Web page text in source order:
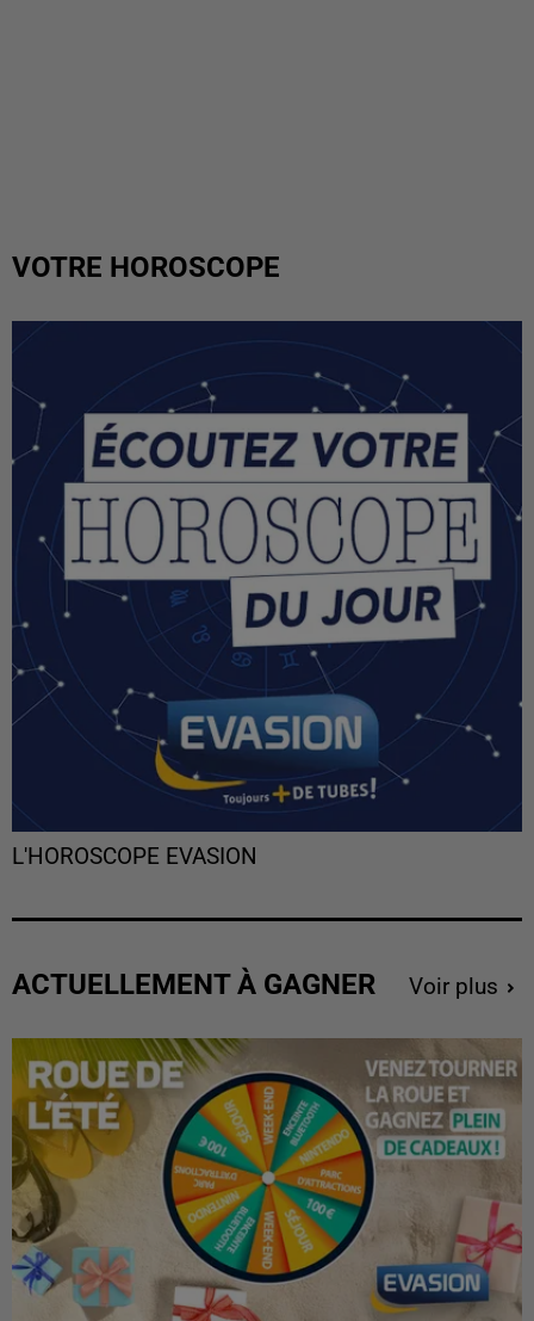
VOTRE HOROSCOPE
L'HOROSCOPE EVASION
ACTUELLEMENT À GAGNER Voir plus